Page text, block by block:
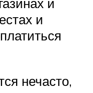
и
нечасто,